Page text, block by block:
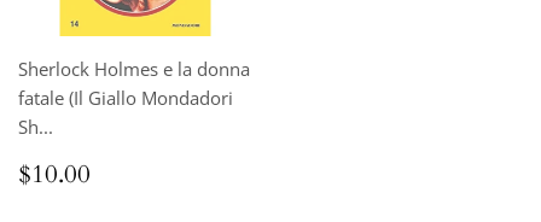
Sherlock Holmes e la donna
fatale (Il Giallo Mondadori
Sh...
Regular
price
$10.00